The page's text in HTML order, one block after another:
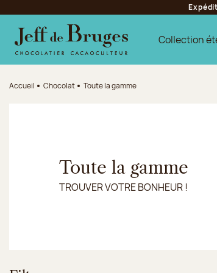
Aller au contenu principal
Aller au pied de page
Collection
Accueil Chocolat Toute la gamme
Toute la gamme
TROUVER VOTRE BONHEUR !